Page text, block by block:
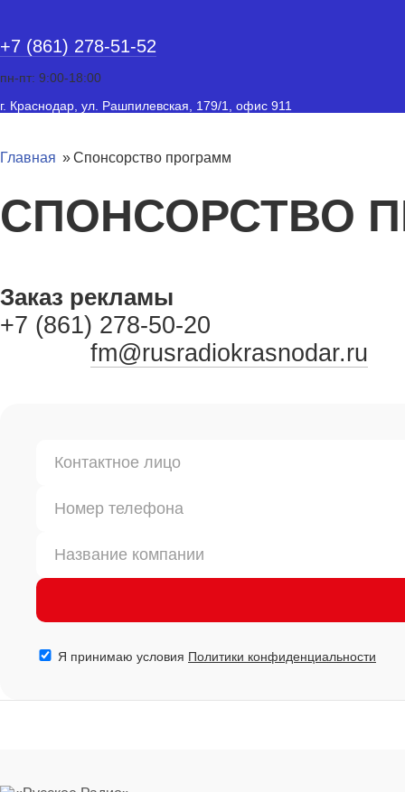
+7 (861) 278-51-52
пн-пт: 9:00-18:00
г. Краснодар, ул. Рашпилевская, 179/1, офис 911
Главная Спонсорство программ
СПОНСОРСТВО
Заказ рекламы
+7 (861) 278-50-20
fm@rusradiokrasnodar.ru
Я принимаю условия Политики конфиденциальности